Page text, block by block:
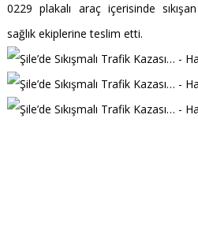
0229 plakalı araç içerisinde
sağlık ekiplerine teslim etti.